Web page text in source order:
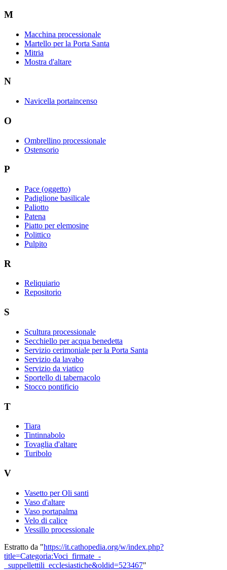
M
Macchina processionale
Martello per la Porta Santa
Mitria
Mostra d'altare
N
Navicella portaincenso
O
Ombrellino processionale
Ostensorio
P
Pace (oggetto)
Padiglione basilicale
Paliotto
Patena
Piatto per elemosine
Polittico
Pulpito
R
Reliquiario
Repositorio
S
Scultura processionale
Secchiello per acqua benedetta
Servizio cerimoniale per la Porta Santa
Servizio da lavabo
Servizio da viatico
Sportello di tabernacolo
Stocco pontificio
T
Tiara
Tintinnabolo
Tovaglia d'altare
Turibolo
V
Vasetto per Oli santi
Vaso d'altare
Vaso portapalma
Velo di calice
Vessillo processionale
Estratto da "https://it.cathopedia.org/w/index.php?
title=Categoria:Voci_firmate_-
_suppellettili_ecclesiastiche&oldid=523467"